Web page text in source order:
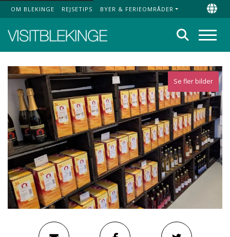
Top Menu
OM BLEKINGE REJSETIPS BYER & FERIEOMRÅDER
Søg
Se fler bilder